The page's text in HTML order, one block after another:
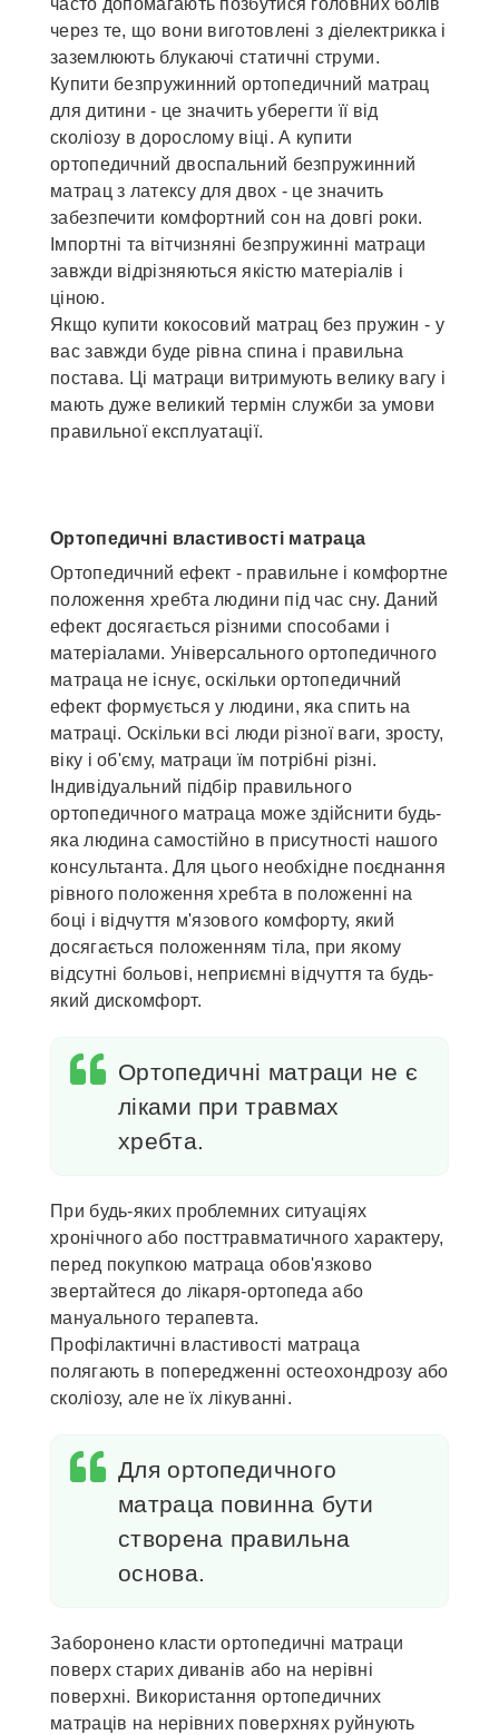
часто допомагають позбутися головних болів
через те, що вони виготовлені з діелектрикка і
заземлюють блукаючі статичні струми.
Купити безпружинний ортопедичний матрац
для дитини - це значить уберегти її від
сколіозу в дорослому віці. А купити
ортопедичний двоспальний безпружинний
матрац з латексу для двох - це значить
забезпечити комфортний сон на довгі роки.
Імпортні та вітчизняні безпружинні матраци
завжди відрізняються якістю матеріалів і
ціною.
Якщо купити кокосовий матрац без пружин - у
вас завжди буде рівна спина і правильна
постава. Ці матраци витримують велику вагу і
мають дуже великий термін служби за умови
правильної експлуатації.
Ортопедичні властивості матраца
Ортопедичний ефект - правильне і комфортне
положення хребта людини під час сну. Даний
ефект досягається різними способами і
матеріалами. Універсального ортопедичного
матраца не існує, оскільки ортопедичний
ефект формується у людини, яка спить на
матраці. Оскільки всі люди різної ваги, зросту,
віку і об'єму, матраци їм потрібні різні.
Індивідуальний підбір правильного
ортопедичного матраца може здійснити будь-
яка людина самостійно в присутності нашого
консультанта. Для цього необхідне поєднання
рівного положення хребта в положенні на
боці і відчуття м'язового комфорту, який
досягається положенням тіла, при якому
відсутні больові, неприємні відчуття та будь-
який дискомфорт.
Ортопедичні матраци не є
ліками при травмах
хребта.
При будь-яких проблемних ситуаціях
хронічного або посттравматичного характеру,
перед покупкою матраца обов'язково
звертайтеся до лікаря-ортопеда або
мануального терапевта.
Профілактичні властивості матраца
полягають в попередженні остеохондрозу або
сколіозу, але не їх лікуванні.
Для ортопедичного
матраца повинна бути
створена правильна
основа.
Заборонено класти ортопедичні матраци
поверх старих диванів або на нерівні
поверхні. Використання ортопедичних
матраців на нерівних поверхнях руйнують